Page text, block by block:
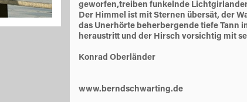
geworfen,treiben funkelnde
Der Himmel ist mit Sternen übersät, der
das Unerhörte beherbergende tiefe Tann
heraustritt und der Hirsch vorsichtig mit
Konrad Oberländer
www.berndschwarting.de